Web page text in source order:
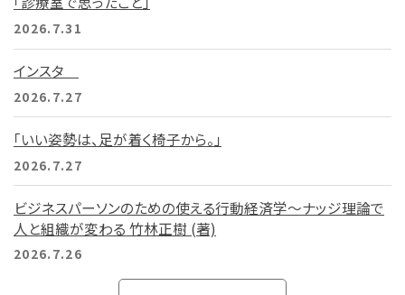
2026.7.31
インスタ
2026.7.27
「いい姿勢は、足が着く椅子から。」
2026.7.27
ビジネスパーソンのための使える行動経済学～ナッジ理論で
人と組織が変わる 竹林正樹 (著)
2026.7.26